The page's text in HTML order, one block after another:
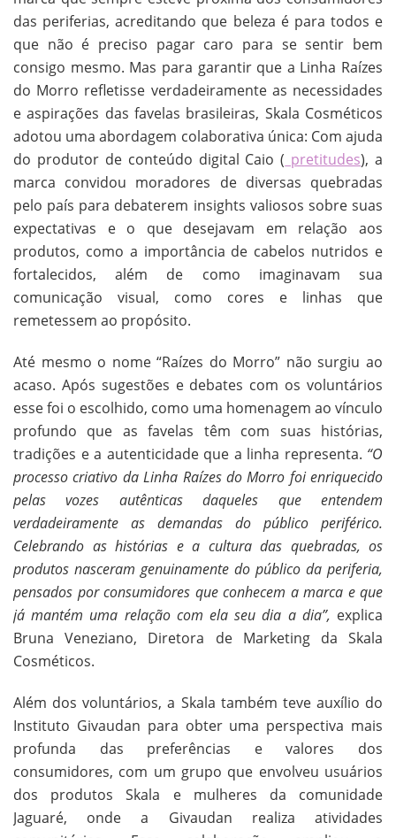
das periferias, acreditando que beleza é para todos e
que não é preciso pagar caro para se sentir bem
consigo mesmo. Mas para garantir que a Linha Raízes
do Morro refletisse verdadeiramente as necessidades
e aspirações das favelas brasileiras, Skala Cosméticos
adotou uma abordagem colaborativa única: Com ajuda
do produtor de conteúdo digital Caio ( pretitudes), a
marca convidou moradores de diversas quebradas
pelo país para debaterem insights valiosos sobre suas
expectativas e o que desejavam em relação aos
produtos, como a importância de cabelos nutridos e
fortalecidos, além de como imaginavam sua
comunicação visual, como cores e linhas que
remetessem ao propósito.
Até mesmo o nome “Raízes do Morro” não surgiu ao
acaso. Após sugestões e debates com os voluntários
esse foi o escolhido, como uma homenagem ao vínculo
profundo que as favelas têm com suas histórias,
tradições e a autenticidade que a linha representa. “O
processo criativo da Linha Raízes do Morro foi enriquecido
pelas vozes autênticas daqueles que entendem
verdadeiramente as demandas do público periférico.
Celebrando as histórias e a cultura das quebradas, os
produtos nasceram genuinamente do público da periferia,
pensados por consumidores que conhecem a marca e que
já mantém uma relação com ela seu dia a dia”, explica
Bruna Veneziano, Diretora de Marketing da Skala
Cosméticos.
Além dos voluntários, a Skala também teve auxílio do
Instituto Givaudan para obter uma perspectiva mais
profunda das preferências e valores dos
consumidores, com um grupo que envolveu usuários
dos produtos Skala e mulheres da comunidade
Jaguaré, onde a Givaudan realiza atividades